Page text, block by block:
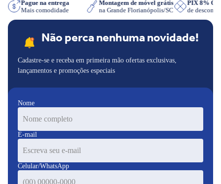
Pague na entrega
Mais comodidade
Montagem de móvel grátis
na Grande Florianópolis/SC
PIX 8%
de
Não perca nenhuma novidade!
Cadastre-se e receba em primeira mão ofertas exclusivas,
lançamentos e promoções especiais
Nome
E-mail
Celular/WhatsApp